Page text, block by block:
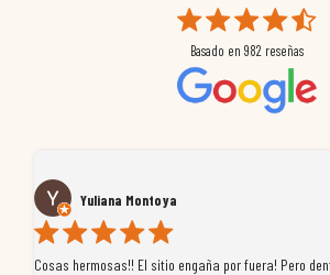
Basado en 982 reseñas
Yuliana Montoya
Cosas hermosas!! El sitio engaña por fuera! Pero